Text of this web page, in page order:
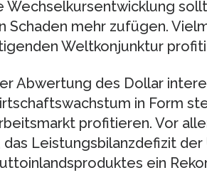
Wechselkursentwicklung
Schaden mehr zufügen.
Weltkonjunktur
Abwertung des Dollar
in Form
profitieren. Vor
Leistungsbilanzdefizit der
ein